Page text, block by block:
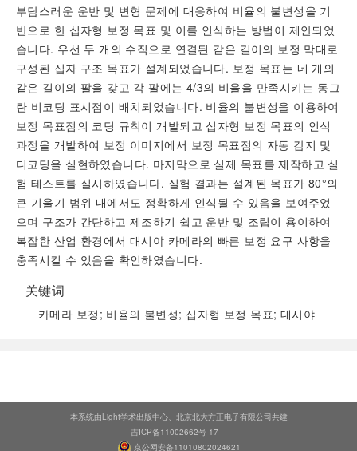
부담스러운 운반 및 변형 문제에 대응하여 비율의 불변성을 기
반으로 한 십자형 보정 목표 및 이를 인식하는 방법이 제안되었
습니다. 우선 두 개의 수직으로 연결된 같은 길이의 보정 막대로
구성된 십자 구조 목표가 설계되었습니다. 보정 목표는 네 개의
같은 길이의 팔을 갖고 각 팔에는 4/3의 비율을 만족시키는 동그
란 비코딩 표시점이 배치되었습니다. 비율의 불변성을 이용하여
보정 목표점의 코딩 규칙이 개발되고 십자형 보정 목표의 인식
과정을 개발하여 보정 이미지에서 보정 목표점의 자동 감지 및
디코딩을 실현하였습니다. 마지막으로 실제 목표를 제작하고 실
험 테스트를 실시하였습니다. 실험 결과는 설계된 목표가 80°의
큰 기울기 범위 내에서도 정확하게 인식될 수 있음을 보여주었
으며 구조가 간단하고 제조하기 쉽고 운반 및 조립이 용이하여
복잡한 산업 환경에서 대시야 카메라의 빠른 보정 요구 사항을
충족시킬 수 있음을 확인하였습니다.
关键词
카메라 보정; 비율의 불변성; 십자형 보정 목표; 대시야
本系统由Light学术出版中心、北京北大方正电子有限公司共建
吉ICP备11002662号-17
京公网安备11010802024621